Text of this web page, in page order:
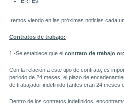
Iremos viendo en las próximas noticias cada
Contratos de trabajo:
1.-Se establece que el contrato de trabajo
Con la relación a este tipo de contrato, es
periodo de 24 meses, el plazo de
de trabajador indefinido (antes eran 24 meses
Dentro de los contratos indefinidos,